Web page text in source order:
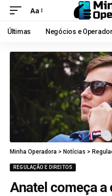
Aa
Últimas Negócios e
Minha Operadora > Notícias >
REGULAÇÃO E DIREITOS
Anatel começa a